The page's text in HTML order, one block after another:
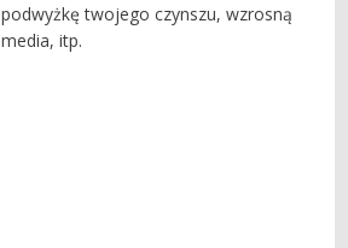
podwyżkę twojego czynszu, wzrosną
media, itp.